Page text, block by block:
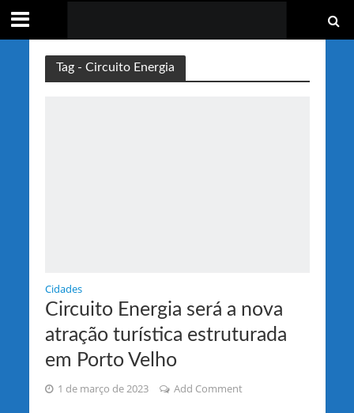
Tag - Circuito Energia
Cidades
Circuito Energia será a nova
atração turística estruturada
em Porto Velho
1 de março de 2023 Add Comment